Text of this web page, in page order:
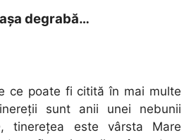
degrabă…
ce poate fi citită în mai multe
sunt anii unei nebunii
, tinereţea este vârsta Mare